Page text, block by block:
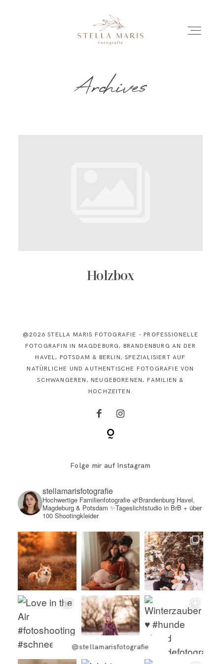
EINBLICKE
Archives
Holzbox
@2026 STELLA MARIS FOTOGRAFIE - PROFESSIONELLE
FOTOGRAFIN IN MAGDEBURG, BRANDENBURG AN DER
HAVEL, POTSDAM & BERLIN, SPEZIALISIERT AUF
NATÜRLICHE UND AUTHENTISCHE FOTOGRAFIE VON
SCHWANGEREN, NEUGEBORENEN, FAMILIEN &
HOCHZEITEN.
Folge mir auf Instagram
@stellamarisfotografie
stellamarisfotografie
Hochwertige Familienfotografie🌿Brandenburg Havel,
Magdeburg & Potsdam ✨Tageslichtstudio in BrB + über
100 Shootingkleider